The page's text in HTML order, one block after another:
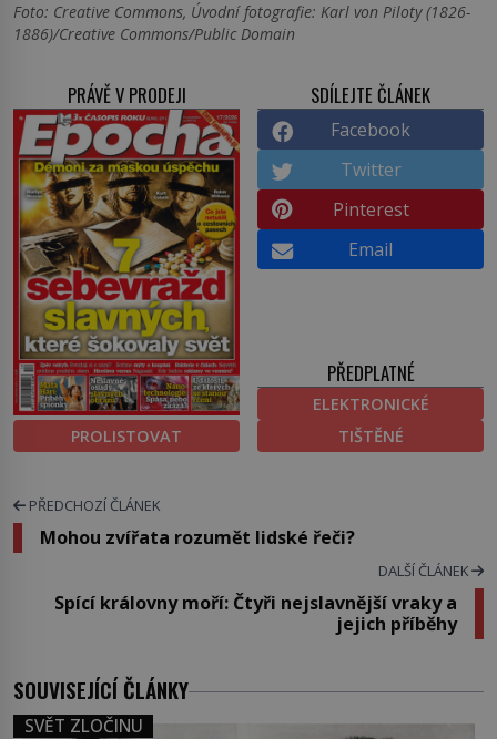
Foto: Creative Commons, Úvodní fotografie: Karl von Piloty (1826-
1886)/Creative Commons/Public Domain
PRÁVĚ V PRODEJI
PROLISTOVAT
SDÍLEJTE ČLÁNEK
Facebook
Twitter
Pinterest
Email
PŘEDPLATNÉ
ELEKTRONICKÉ
TIŠTĚNÉ
PŘEDCHOZÍ ČLÁNEK
Mohou zvířata rozumět lidské řeči?
DALŠÍ ČLÁNEK
Spící královny moří: Čtyři nejslavnější vraky a
jejich příběhy
SOUVISEJÍCÍ ČLÁNKY
SVĚT ZLOČINU